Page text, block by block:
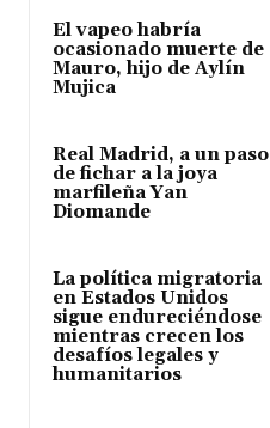
El vapeo habría
ocasionado muerte de
Mauro, hijo de Aylín
Mujica
Real Madrid, a un paso
de fichar a la joya
marfileña Yan
Diomande
La política migratoria
en Estados Unidos
sigue endureciéndose
mientras crecen los
desafíos legales y
humanitarios